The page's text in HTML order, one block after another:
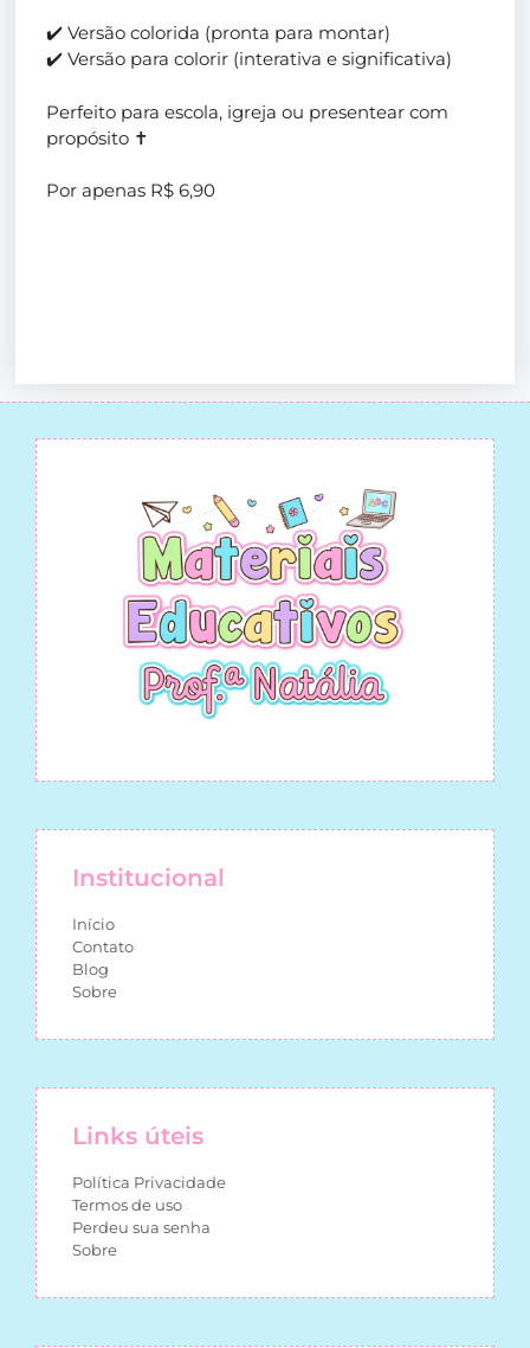
✔️ Versão colorida (pronta para montar)
✔️ Versão para colorir (interativa e significativa)
Perfeito para escola, igreja ou presentear com
propósito ✝️
Por apenas R$ 6,90
Institucional
Início
Contato
Blog
Sobre
Links úteis
Política Privacidade
Termos de uso
Perdeu sua senha
Sobre